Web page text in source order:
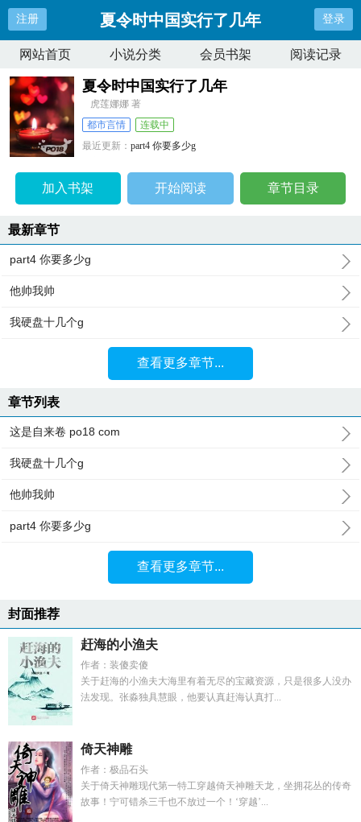
注册 夏令时中国实行了几年 登录
网站首页 小说分类 会员书架 阅读记录
夏令时中国实行了几年
虎莲娜娜 著
都市言情
连载中
最近更新：part4 你要多少g
加入书架 开始阅读 章节目录
最新章节
part4 你要多少g
他帅我帅
我硬盘十几个g
查看更多章节...
章节列表
这是自来卷 po18 com
我硬盘十几个g
他帅我帅
part4 你要多少g
查看更多章节...
封面推荐
赶海的小渔夫
作者：装傻卖傻
关于赶海的小渔夫大海里有着无尽的宝藏资源，只是很多人没办
法发现。张淼独具慧眼，他要认真赶海认真打...
倚天神雕
作者：极品石头
关于倚天神雕现代第一特工穿越倚天神雕天龙，坐拥花丛的传奇
故事！宁可错杀三千也不放过一个！‘穿越’...